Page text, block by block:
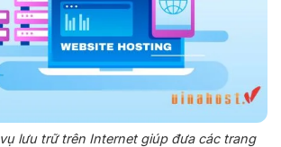
lưu trữ trên Internet giúp đưa các trang